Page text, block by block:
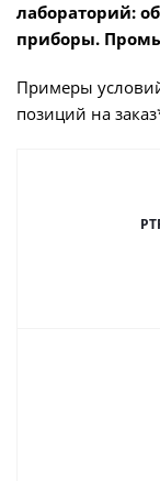
лабораторий:
приборы.
Примеры
позиций на